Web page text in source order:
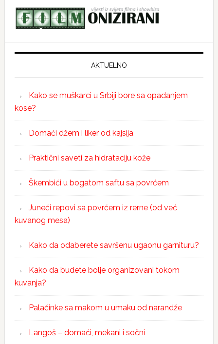
AKTUELNO
Kako se muškarci u Srbiji bore sa opadanjem
kose?
Domaći džem i liker od kajsija
Praktični saveti za hidrataciju kože
Škembići u bogatom saftu sa povrćem
Juneći repovi sa povrćem iz rerne (od već
kuvanog mesa)
Kako da odaberete savršenu ugaonu garnituru?
Kako da budete bolje organizovani tokom
kuvanja?
Palačinke sa makom u umaku od narandže
Langoš – domaći, mekani i sočni